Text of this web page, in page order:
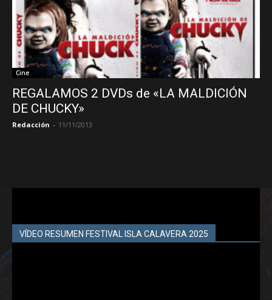
Cine
REGALAMOS 2 DVDs de «LA MALDICIÓN
DE CHUCKY»
Redacción - 11/11/2013
VÍDEO RESUMEN FESTIVAL ISLA CALAVERA 2025